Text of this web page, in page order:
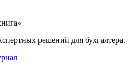
решений для бухгалтера.